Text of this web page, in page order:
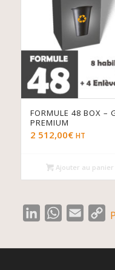
FORMULE 48 BOX –
PREMIUM
2 512,00€ HT
Ajouter au panier
LinkedInWhatsApp
Email